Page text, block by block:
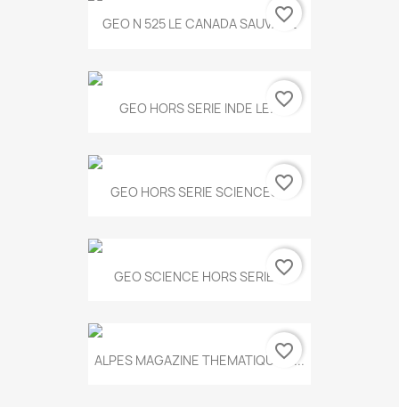
GEO N 525 LE CANADA SAUVAGE
favorite_border
GEO HORS SERIE INDE LE...favorite_border
GEO HORS SERIE SCIENCES...
favorite_border
GEO SCIENCE HORS SERIE...favorite_border
ALPES MAGAZINE THEMATIQUE N...
favorite_border